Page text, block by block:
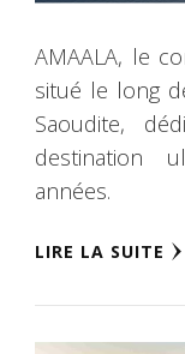
AMAALA, le
situé le long
Saoudite,
destination
années.
LIRE LA SUITE